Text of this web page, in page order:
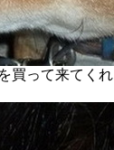
買って来てく